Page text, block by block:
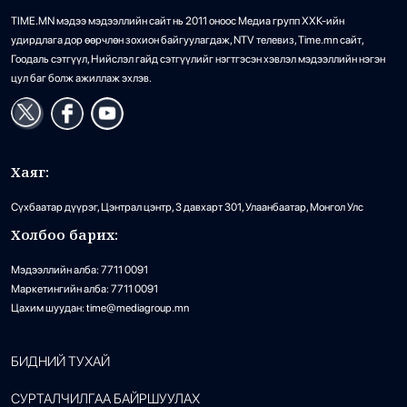
TIME.MN мэдээ мэдээллийн сайт нь 2011 оноос Медиа групп ХХК-ийн
удирдлага дор өөрчлөн зохион байгуулагдаж, NTV телевиз, Time.mn сайт,
Гоодаль сэтгүүл, Нийслэл гайд сэтгүүлийг нэгтгэсэн хэвлэл мэдээллийн нэгэн
цул баг болж ажиллаж эхлэв.
Хаяг:
Сүхбаатар дүүрэг, Цэнтрал цэнтр, 3 давхарт 301, Улаанбаатар, Монгол Улс
Холбоо барих:
Мэдээллийн алба: 7711 0091
Маркетингийн алба: 7711 0091
Цахим шуудан: time@mediagroup.mn
БИДНИЙ ТУХАЙ
СУРТАЛЧИЛГАА БАЙРШУУЛАХ